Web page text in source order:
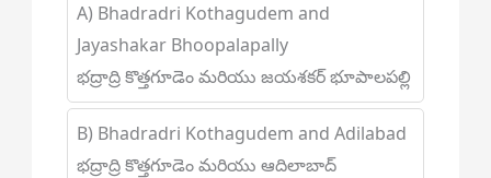
A) Bhadradri Kothagudem and
Jayashakar Bhoopalapally
భద్రాద్రి కొత్తగూడెం మరియు జయశకర్ భూపాలపల్లి
B) Bhadradri Kothagudem and Adilabad
భద్రాద్రి కొత్తగూడెం మరియు ఆదిలాబాద్